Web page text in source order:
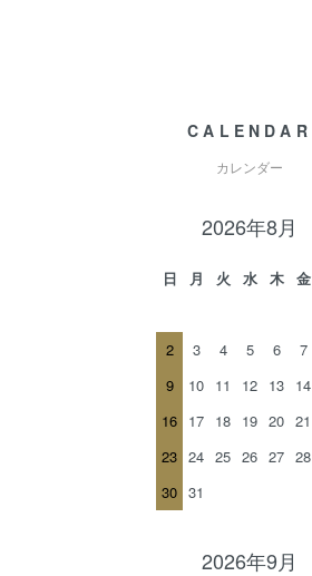
CALENDAR
カレンダー
2026年8月
日 月 火 水 木 金
2
3 4 5 6 7
9
10 11 12 13 14
16 17 18 19 20 21
23 24 25 26 27 28
30 31
2026年9月